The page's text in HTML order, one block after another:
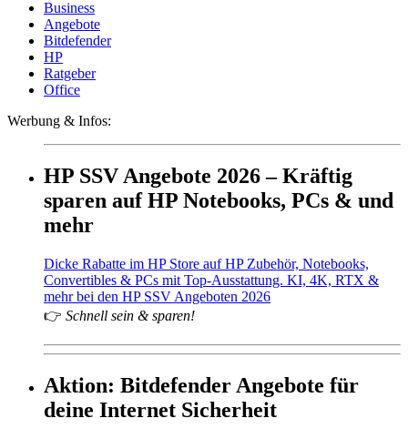
Business
Angebote
Bitdefender
HP
Ratgeber
Office
Werbung & Infos:
HP SSV Angebote 2026 – Kräftig
sparen auf HP Notebooks, PCs & und
mehr
Dicke Rabatte im HP Store auf HP Zubehör, Notebooks,
Convertibles & PCs mit Top-Ausstattung. KI, 4K, RTX &
mehr bei den HP SSV Angeboten 2026
👉 Schnell sein & sparen!
Aktion: Bitdefender Angebote für
deine Internet Sicherheit